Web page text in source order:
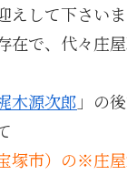
して下さいま
で、代々庄
木源次郎 」の
塚市）の※庄屋